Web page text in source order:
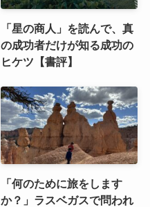
「星の商人」を読んで、真
の成功者だけが知る成功の
ヒケツ【書評】
「何のために旅をします
か？」ラスベガスで問われ